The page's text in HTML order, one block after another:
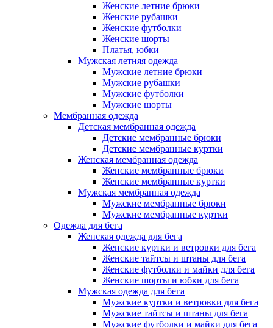
Женские летние брюки
Женские рубашки
Женские футболки
Женские шорты
Платья, юбки
Мужская летняя одежда
Мужские летние брюки
Мужские рубашки
Мужские футболки
Мужские шорты
Мембранная одежда
Детская мембранная одежда
Детские мембранные брюки
Детские мембранные куртки
Женская мембранная одежда
Женские мембранные брюки
Женские мембранные куртки
Мужская мембранная одежда
Мужские мембранные брюки
Мужские мембранные куртки
Одежда для бега
Женская одежда для бега
Женские куртки и ветровки для бега
Женские тайтсы и штаны для бега
Женские футболки и майки для бега
Женские шорты и юбки для бега
Мужская одежда для бега
Мужские куртки и ветровки для бега
Мужские тайтсы и штаны для бега
Мужские футболки и майки для бега